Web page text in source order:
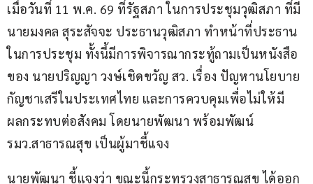
เมื่อวันที่ 11 พ.ค. 69 ที่รัฐสภา ในการประชุมวุฒิสภา ที่มี
นายมงคล สุระสัจจะ ประธานวุฒิสภา ทำหน้าที่ประธาน
ในการประชุม ทั้งนี้มีการพิจารณากระทู้ถามเป็นหนังสือ
ของ นายปริญญา วงษ์เชิดขวัญ สว. เรื่อง ปัญหานโยบาย
กัญชาเสรีในประเทศไทย และการควบคุมเพื่อไม่ให้มี
ผลกระทบต่อสังคม โดยนายพัฒนา พร้อมพัฒน์
รมว.สาธารณสุข เป็นผู้มาชี้แจง
นายพัฒนา ชี้แจงว่า ขณะนี้กระทรวงสาธารณสุข ได้ออก